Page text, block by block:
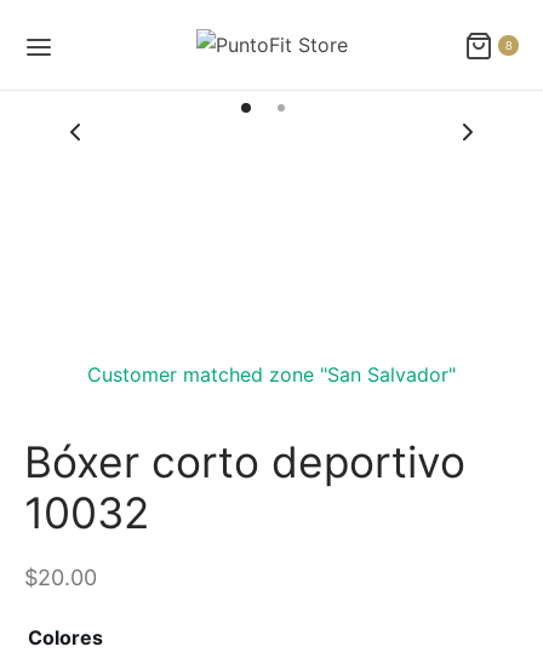
8
Customer matched zone "San Salvador"
Bóxer corto deportivo
10032
$20.00
Colores